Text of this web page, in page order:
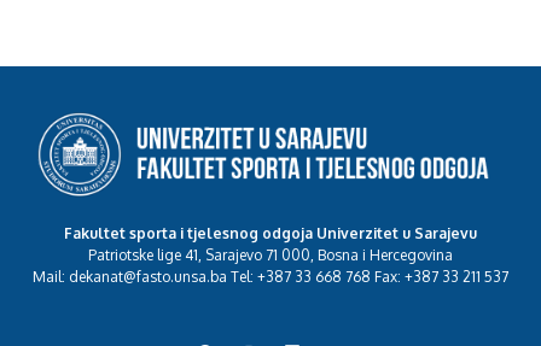
Fakultet sporta i tjelesnog odgoja Univerzitet u Sarajevu
Patriotske lige 41, Sarajevo 71 000, Bosna i Hercegovina
Mail: dekanat@fasto.unsa.ba Tel: +387 33 668 768 Fax: +387 33 211 537